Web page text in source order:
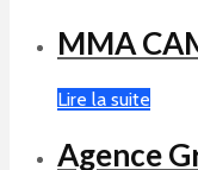
MMA
Lire la suite
Agence